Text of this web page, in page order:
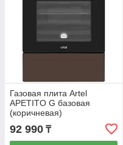
Газовая плита Artel
APETITO G базовая
(коричневая)
92 990 ₸